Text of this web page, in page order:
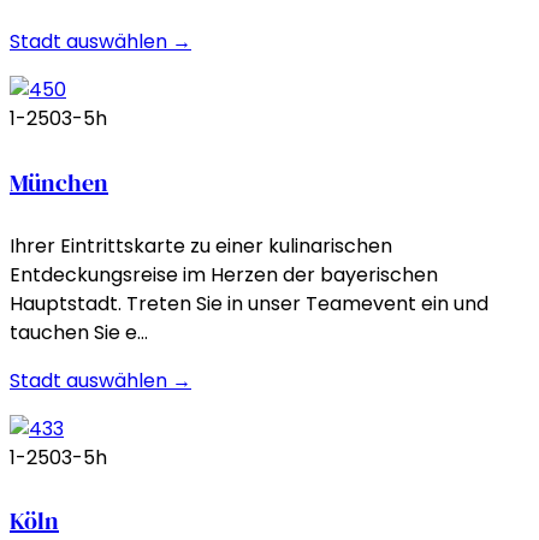
Stadt auswählen →
1-2503-5h
München
Ihrer Eintrittskarte zu einer kulinarischen
Entdeckungsreise im Herzen der bayerischen
Hauptstadt. Treten Sie in unser Teamevent ein und
tauchen Sie e…
Stadt auswählen →
1-2503-5h
Köln